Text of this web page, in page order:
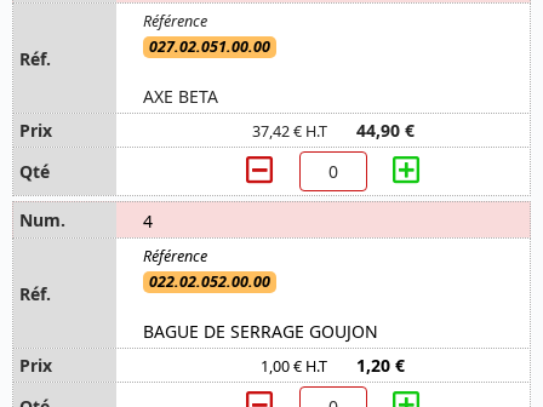
027.02.051.00.00
AXE BETA
37,42 € H.T 44,90 €
4
022.02.052.00.00
BAGUE DE SERRAGE GOUJON
1,00 € H.T 1,20 €